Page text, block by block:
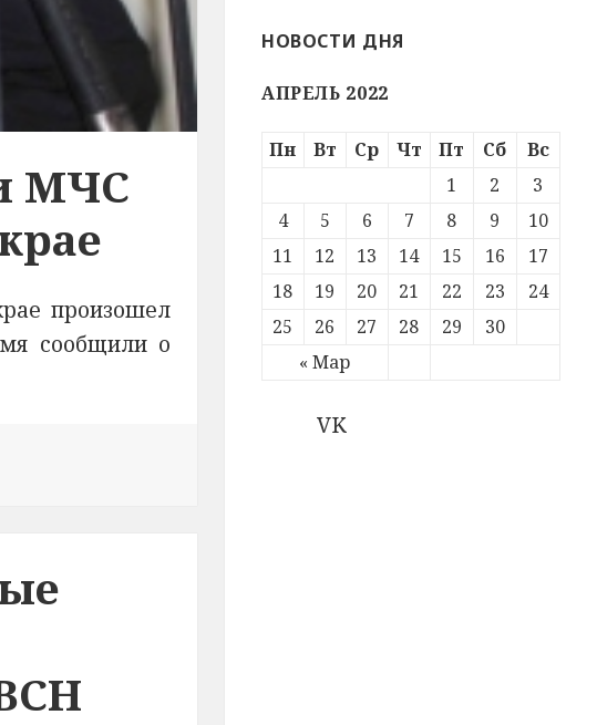
НОВОСТИ ДНЯ
АПРЕЛЬ 2022
Пн Вт Ср Чт Пт Сб Вс
« Мар
1 2
3
4
5 6 7 8 9
10
11
12 13 14 15 16
17
18
19 20 21 22 23
24
25
26 27 28 29 30
VK
МЧС
произошел
сообщили о